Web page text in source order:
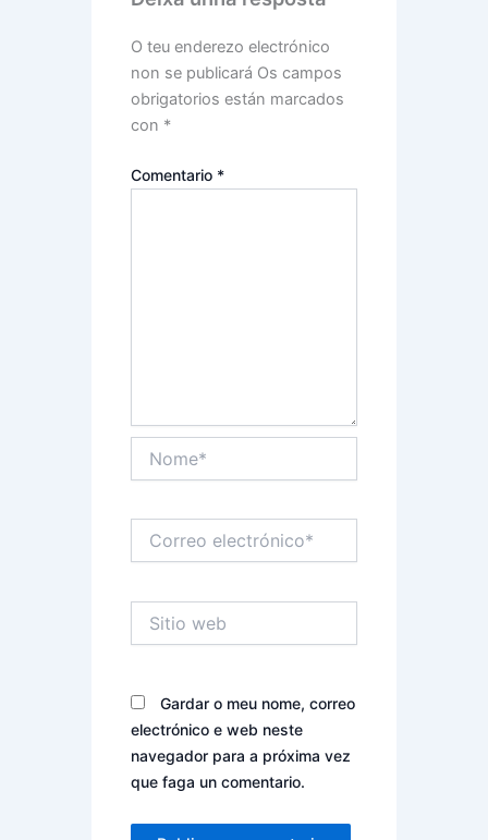
O teu enderezo electrónico
non se publicará Os campos
obrigatorios están marcados
con *
Comentario *
electrónico*
web
Gardar o meu nome, correo
electrónico e web neste
navegador para a próxima vez
que faga un comentario.